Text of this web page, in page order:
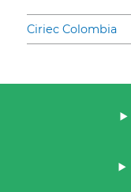
Ciriec Colombia